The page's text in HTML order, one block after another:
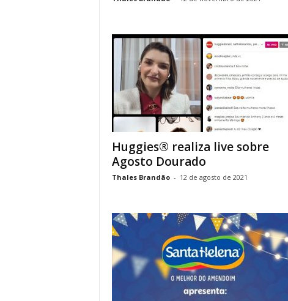
Huggies® realiza live sobre
Agosto Dourado
Thales Brandão - 12 de agosto de 2021